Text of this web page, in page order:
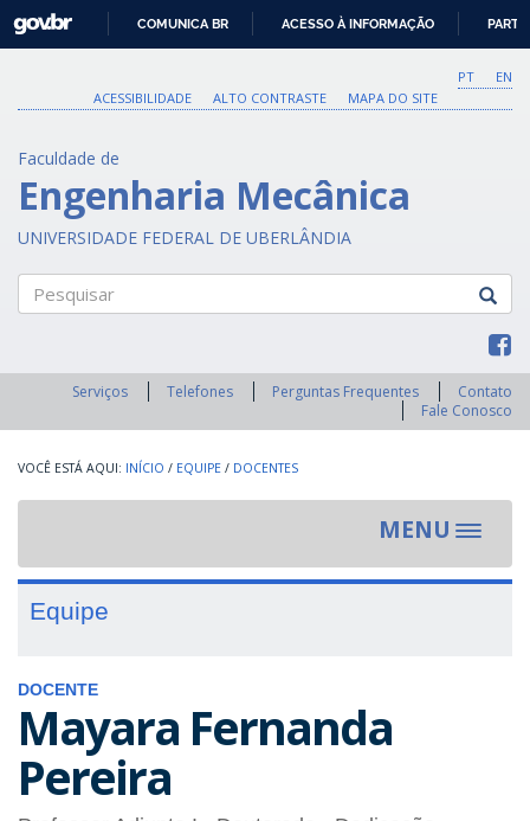
O
CONTEÚDO
GOVBR
COMUNICA BR ACESSO À INFORMAÇÃO
PT
EN
ACESSIBILIDADE
ALTO CONTRASTE MAPA DO SITE
Faculdade de
Engenharia Mecânica
UNIVERSIDADE FEDERAL DE UBERLÂNDIA
Serviços Telefones Perguntas Frequentes
Contato
Fale Conosco
INÍCIO / EQUIPE / DOCENTES
MENU
Toggle
Equipe
DOCENTE
Mayara Fernanda
Pereira